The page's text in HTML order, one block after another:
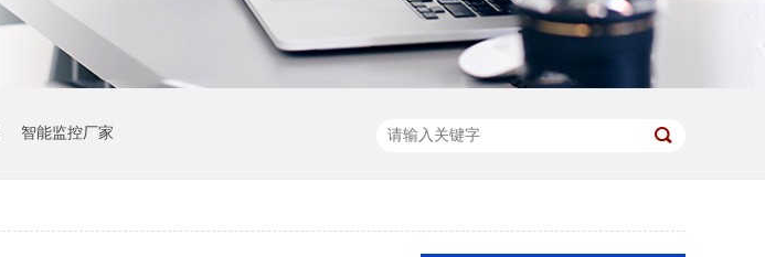
智能监控厂家